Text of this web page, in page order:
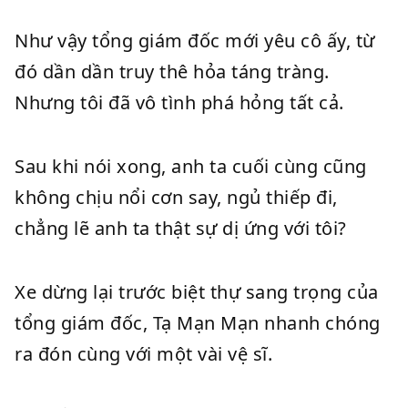
Như vậy tổng giám đốc mới yêu cô ấy, từ
đó dần dần truy thê hỏa táng tràng.
Nhưng tôi đã vô tình phá hỏng tất cả.
Sau khi nói xong, anh ta cuối cùng cũng
không chịu nổi cơn say, ngủ thiếp đi,
chẳng lẽ anh ta thật sự dị ứng với tôi?
Xe dừng lại trước biệt thự sang trọng của
tổng giám đốc, Tạ Mạn Mạn nhanh chóng
ra đón cùng với một vài vệ sĩ.